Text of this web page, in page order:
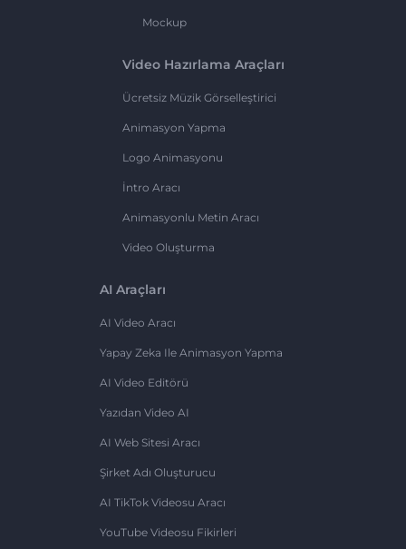
Mockup
Video Hazırlama Araçları
Ücretsiz Müzik Görselleştirici
Animasyon Yapma
Logo Animasyonu
İntro Aracı
Animasyonlu Metin Aracı
Video Oluşturma
AI Araçları
AI Video Aracı
Yapay Zeka Ile Animasyon Yapma
AI Video Editörü
Yazıdan Video AI
AI Web Sitesi Aracı
Şirket Adı Oluşturucu
AI TikTok Videosu Aracı
YouTube Videosu Fikirleri